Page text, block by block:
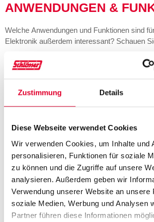
Zustimmung Details
Diese Webseite verwendet Cookies
Wir verwenden Cookies, um Inhalte und
personalisieren, Funktionen für soziale
zu können und die Zugriffe auf unsere
analysieren. Außerdem geben wir
Verwendung unserer Website an unsere
soziale Medien, Werbung und Analysen
Partner führen diese Informationen
ANWENDUNGEN &
Welche Anwendungen und Funktionen sind
Elektronik außerdem interessant? Schauen
Verwandte Anwendungen
Hausgeräte
Interieur / Exterieur
E-Mobility
Verwandte Funktionen